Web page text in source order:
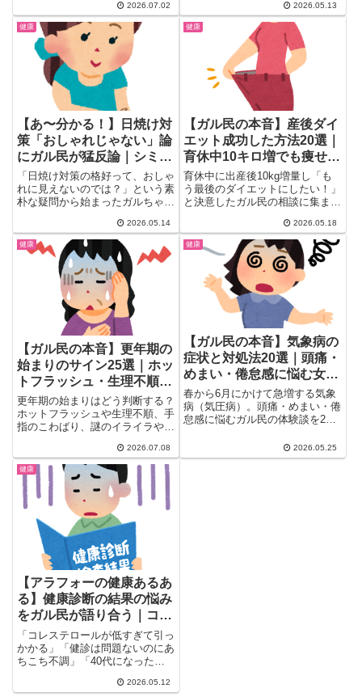
成功談、お菓子と上手に付き合う
コツ、40代・更年期太りの本音
まで、検索しても出てこない等身
大の記録を一気にチェックできま
2026.07.02 2026.05.13
健康
【あ〜分かる！】日焼け対
策「おしゃれじゃない」論
にガル民が猛反論｜シミよ
り怖いものはない「ここぞ
の時のために今は耐える」
本音まとめ
「日焼け対策の格好って、おしゃ
れに見えないのでは？」という素
朴な疑問から始まったガルちゃん
2026.05.14
健康
【ガル民の本音】産後ダイ
エット成功した方法20選｜
育休中10キロ増でも痩せた
食事と運動
育休中に出産後10kg増量し「も
う最後のダイエットにしたい！」
と決意したガル民の相談に集まっ
アプリ・ウォーキング・筋トレな
ど続けられる方法が集結。「ダイ
エットは一生続けるもの」という
本音も。
2026.05.18
健康
【ガル民の本音】更年期の
始まりのサイン25選｜ホッ
トフラッシュ・生理不順・
血液検査の実体験
更年期の始まりはどう判断する？
ホットフラッシュや生理不順、手
指のこわばり、謎のイライラや不
な体験談を厳選しました。血液検
査での診断方法や、甲状腺・貧血
など更年期と間違えやすい病気の
見分け方も紹介。病院に行く前に
知っておきたい本音をまとめてい
ます。
2026.07.08
健康
【ガル民の本音】気象病の
症状と対処法20選｜頭痛・
めまい・倦怠感に悩む女性
のリアル体験談
春から6月にかけて急増する気象
病（気圧病）。頭痛・めまい・倦
怠感に悩むガル民の体験談を20
方・フェリチン鉄サプリなど実際
に効いた対処法もまとめました。
2026.05.25
健康
【アラフォーの健康あるあ
る】健康診断の結果の悩み
をガル民が語り合う｜コレ
ステロール・血圧・脂肪肝
の共感リアルトーク
「コレステロールが低すぎて引っ
かかる」「健診は問題ないのにあ
ちこち不調」「40代になったら
2026.05.12